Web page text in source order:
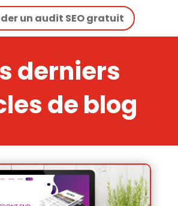
un audit SEO gratuit
derniers
de blog